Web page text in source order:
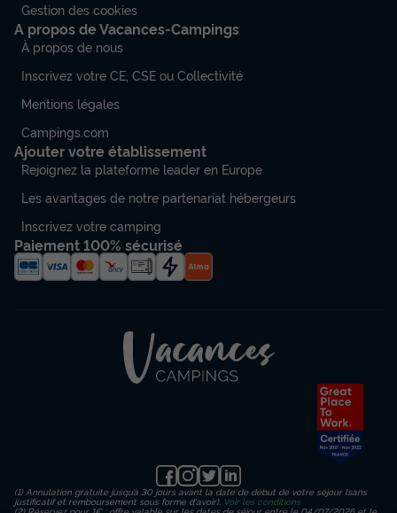
Gestion des cookies
A propos de Vacances-Campings
À propos de nous
Inscrivez votre CE, CSE ou Collectivité
Mentions légales
Campings.com
Ajouter votre établissement
Rejoignez la plateforme leader en Europe
Les avantages de notre partenariat hébergeurs
Inscrivez votre camping
Paiement 100% sécurisé
(1) Annulation gratuite jusqu’à 30 jours avant la date de début de votre séjour (sans
justificatif et remboursement sous forme d'avoir). Voir les conditions